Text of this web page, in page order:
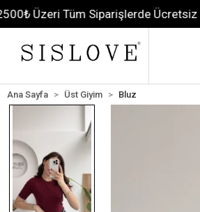
Siparişlerde Ücretsiz Kargo!
Ana Sayfa Üst Giyim Bluz